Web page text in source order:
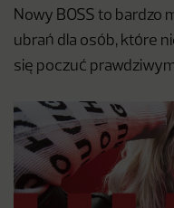
Nowy BOSS to bardzo
ubrań dla osób, które
się poczuć